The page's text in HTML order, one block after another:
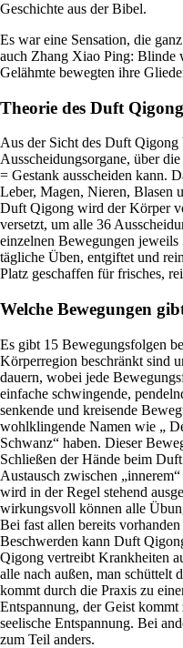
Geschichte aus der Bibel.
Es war eine Sensation, die
auch Zhang Xiao Ping: Blinde
Gelähmte bewegten ihre
Theorie des Duft Qigong
Aus der Sicht des Duft Qigong
Ausscheidungsorgane, über
= Gestank ausscheiden kann.
Leber, Magen, Nieren, Blasen
Duft Qigong wird der Körper
versetzt, um alle 36
einzelnen Bewegungen
tägliche Üben, entgiftet und
Platz geschaffen für frisches,
Welche Bewegungen
Es gibt 15 Bewegungsfolgen
Körperregion beschränkt sind
dauern, wobei jede
einfache schwingende,
senkende und kreisende
wohlklingende Namen wie „
Schwanz“ haben. Dieser
Schließen der Hände beim
Austausch zwischen
wird in der Regel stehend
wirkungsvoll können alle
Bei fast allen bereits
Beschwerden kann Duft
Qigong vertreibt Krankheiten
alle nach außen, man schüttelt
kommt durch die Praxis zu
Entspannung, der Geist
seelische Entspannung. Bei
zum Teil anders.